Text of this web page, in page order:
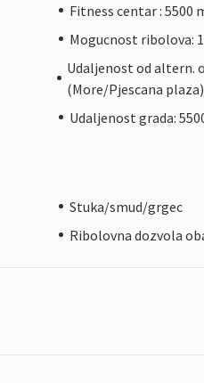
Fitness centar : 5500
Mogucnost ribolova:
Udaljenost od altern.
(More/Pjescana plaza)
Udaljenost grada:
Stuka/smud/grgec
Ribolovna dozvola